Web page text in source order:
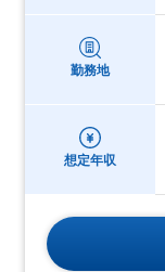
勤務地
想定年収